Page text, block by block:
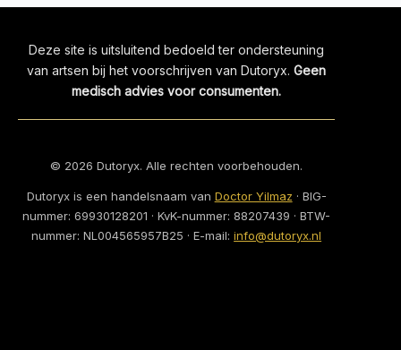
Deze site is uitsluitend bedoeld ter ondersteuning
van artsen bij het voorschrijven van Dutoryx.Geen
medisch advies voor consumenten.
© 2026 Dutoryx. Alle rechten voorbehouden.
Dutoryx is een handelsnaam van Doctor Yilmaz · BIG-
nummer:69930128201 · KvK-nummer:88207439 · BTW-
nummer:NL004565957B25 · E-mail:info@dutoryx.nl